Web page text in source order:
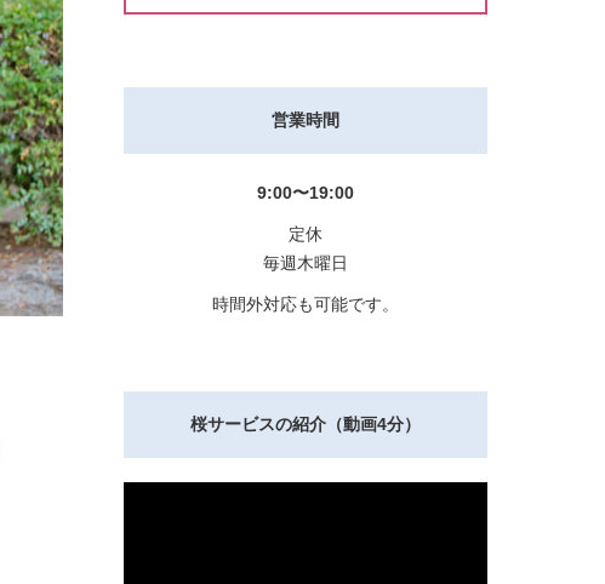
営業時間
9:00〜19:00
定休
毎週木曜日
時間外対応も可能です。
桜サービスの紹介（動画4分）